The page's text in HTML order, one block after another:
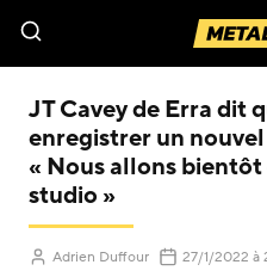
JT Cavey de Erra dit
enregistrer un
« Nous allons
studio »
Adrien Duffour 27/1/2022 à